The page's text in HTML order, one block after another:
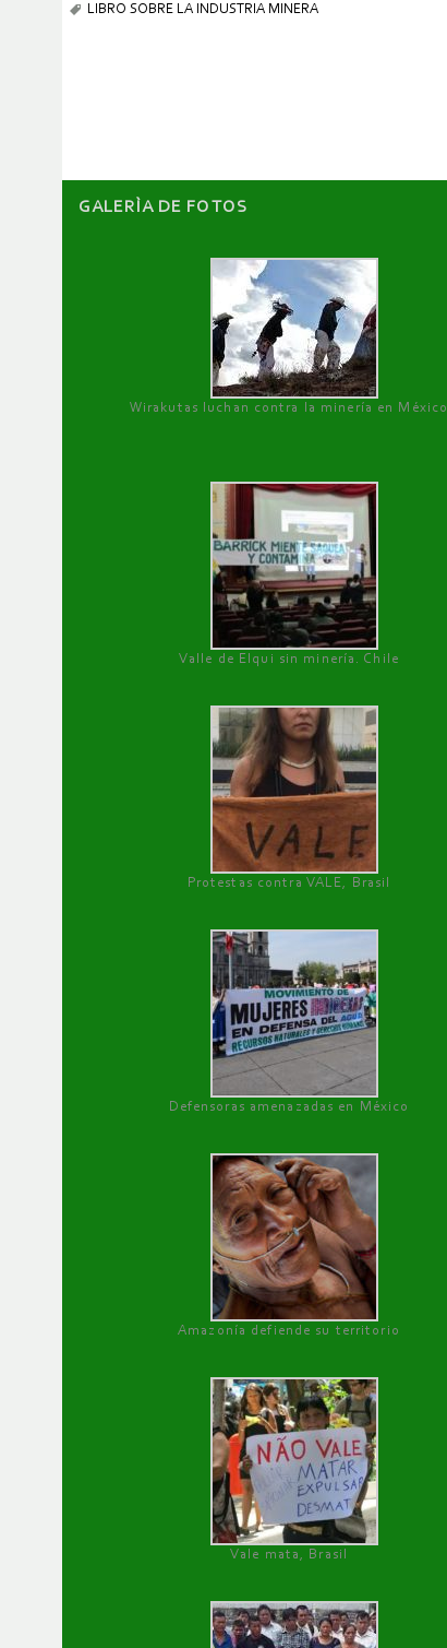
LIBRO SOBRE LA INDUSTRIA MINERA
GALERÌA DE FOTOS
Wirakutas luchan contra la minería en México
Valle de Elqui sin minería. Chile
Protestas contra VALE, Brasil
Defensoras amenazadas en México
Amazonía defiende su territorio
Vale mata, Brasil